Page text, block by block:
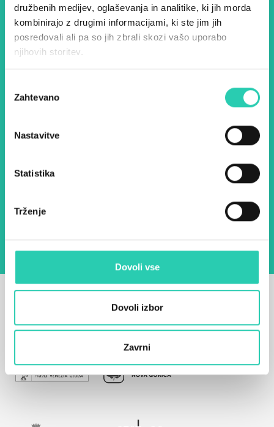
družbenih medijev, oglaševanja in analitike, ki jih morda
kombinirajo z drugimi informacijami, ki ste jim jih
posredovali ali pa so jih zbrali skozi vašo uporabo
njihovih storitev.
soglasja
Zahtevano
Nastavitve
Statistika
Trženje
Dovoli vse
Dovoli izbor
Zavrni
evropske prestolnice kulture
– prijavite se na naš novičnik
in ostanite na tekočem z
našimi aktivnostmi.
seznanjen z obdelavo osebnih podatkov za
namen pošiljanja novic.